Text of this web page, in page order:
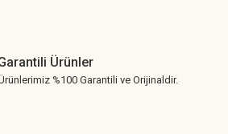
Ürünler
%100 Garantili ve Orijinaldir.